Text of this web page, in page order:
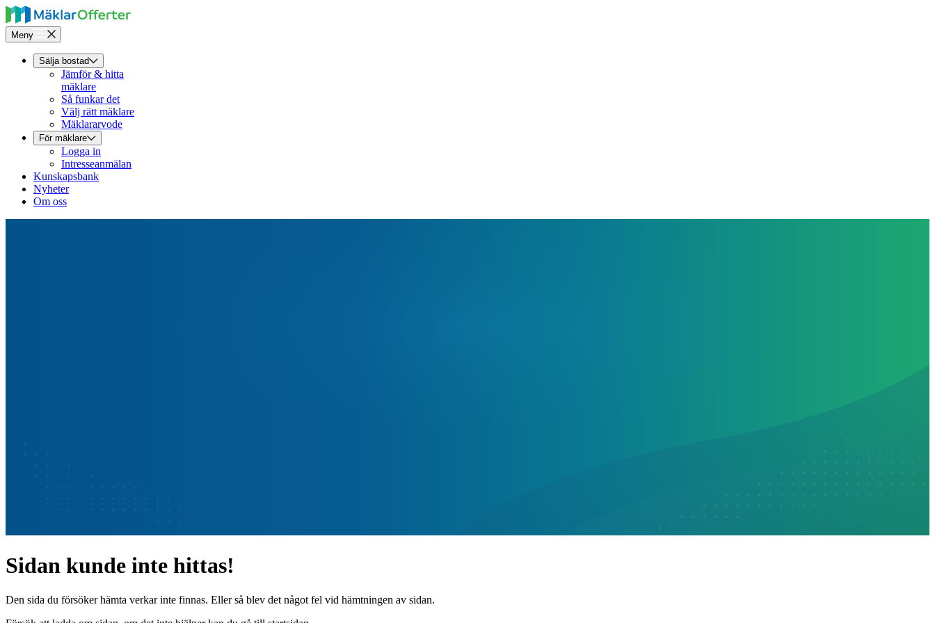
Meny
Sälja bostad
Jämför & hitta
mäklare
Så funkar det
Välj rätt mäklare
Mäklararvode
För mäklare
Logga in
Intresseanmälan
Kunskapsbank
Nyheter
Om oss
Sidan kunde inte hittas!
Den sida du försöker hämta verkar inte finnas. Eller så blev det något fel vid hämtningen av sidan.